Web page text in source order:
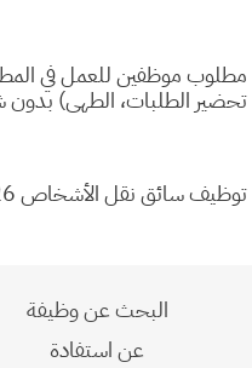
مطلوب موظفين للعمل في
تحضير الطلبات، الطهي) بدون
توظيف سائق نقل الأشخاص 2026
البحث عن وظيفة
عن استفادة